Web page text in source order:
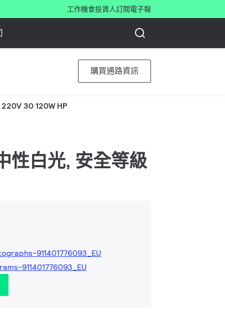
工作機會投資人訂閱電子報
購買通路資訊
30 120W HP
性白光, 安全等級
911401776093_EU
911401776093_EU